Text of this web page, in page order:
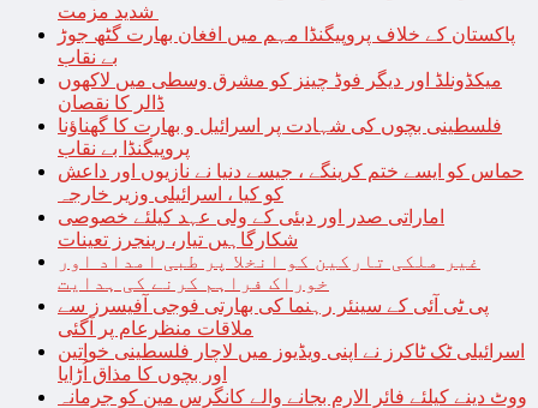
پاکستان کے خلاف پروپیگنڈا مہم میں افغان بھارت گٹھ جوڑ
بے نقاب
میکڈونلڈ اور دیگر فوڈ چینز کو مشرق وسطی میں لاکھوں
ڈالر کا نقصان
فلسطینی بچوں کی شہادت پر اسرائیل و بھارت کا گھناؤنا
پروپیگنڈا بے نقاب
حماس کو ایسے ختم کرینگے ، جیسے دنیا نے نازیوں اور داعش
کو کیا ، اسرائیلی وزیر خارجہ
اماراتی صدر اور دبئی کے ولی عہد کیلئے خصوصی
شکارگاہیں تیار، رینجرز تعینات
غیر ملکی تارکین کو انخلا پر طبی امداد اور
خوراک فراہم کرنے کی ہدایت
پی ٹی آئی کے سینئر رہنما کی بھارتی فوجی آفیسرز سے
ملاقات منظرعام پر آگئی
اسرائیلی ٹک ٹاکرز نے اپنی ویڈیوز میں لاچار فلسطینی خواتین
اور بچوں کا مذاق اُڑایا
ووٹ دینے کیلئے فائر الارم بجانے والے کانگرس مین کو جرمانہ